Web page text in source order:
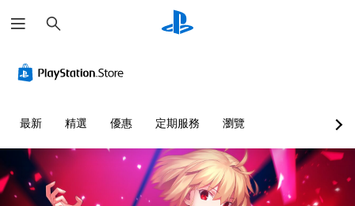
尋
最新 精選 優惠 定期服務 瀏覽